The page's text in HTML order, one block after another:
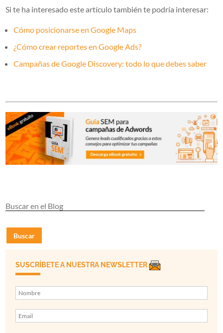
Si te ha interesado este artículo también te podría interesar:
Cómo posicionarse en Google Maps
¿Cómo crear reportes en Google Ads?
Campañas de Google Discovery: todo lo que debes saber
Buscar
SUSCRÍBETE A NUESTRA NEWSLETTER